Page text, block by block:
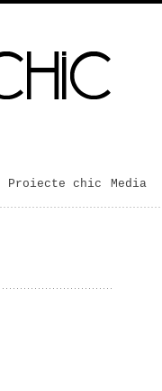
Proiecte chic Media